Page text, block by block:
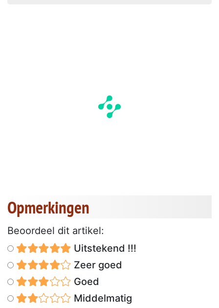
Opmerkingen
Beoordeel dit artikel:
Uitstekend !!!
Zeer goed
Goed
Middelmatig